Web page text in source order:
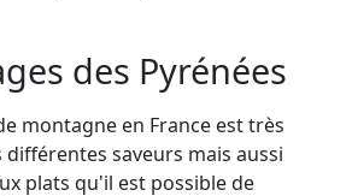
des Pyrénées
montagne en France est très
saveurs mais aussi
plats qu'il est possible de